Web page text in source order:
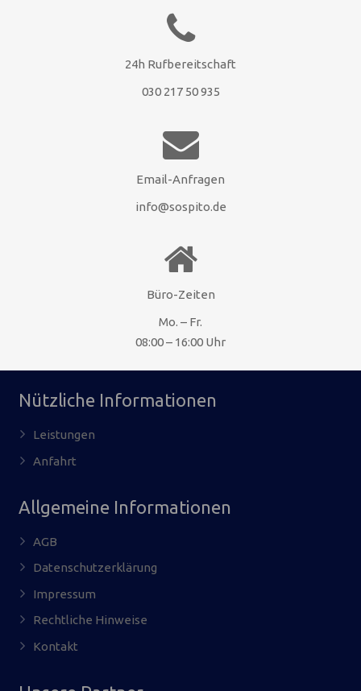
24h Rufbereitschaft
030 217 50 935
Email-Anfragen
info@sospito.de
Büro-Zeiten
Mo. – Fr.
08:00 – 16:00 Uhr
Nützliche Informationen
Leistungen
Anfahrt
Allgemeine Informationen
AGB
Datenschutzerklärung
Impressum
Rechtliche Hinweise
Kontakt